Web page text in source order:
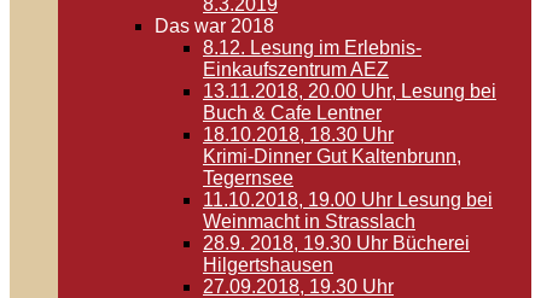
8.3.2019
Das war 2018
8.12. Lesung im Erlebnis-
Einkaufszentrum AEZ
13.11.2018, 20.00 Uhr, Lesung bei
Buch & Cafe Lentner
18.10.2018, 18.30 Uhr
Krimi-Dinner Gut Kaltenbrunn,
Tegernsee
11.10.2018, 19.00 Uhr Lesung bei
Weinmacht in Strasslach
28.9. 2018, 19.30 Uhr Bücherei
Hilgertshausen
27.09.2018, 19.30 Uhr